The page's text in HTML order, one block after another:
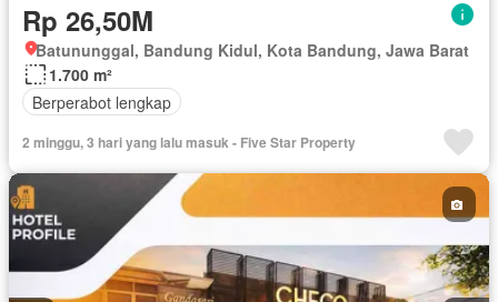
Rp 26,50M
Batununggal, Bandung Kidul, Kota Bandung, Jawa Barat
1.700 m²
Berperabot lengkap
2 minggu, 3 hari yang lalu masuk - Five Star Property